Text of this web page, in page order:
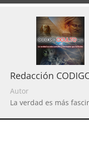
Redacción
Autor
La verdad es más